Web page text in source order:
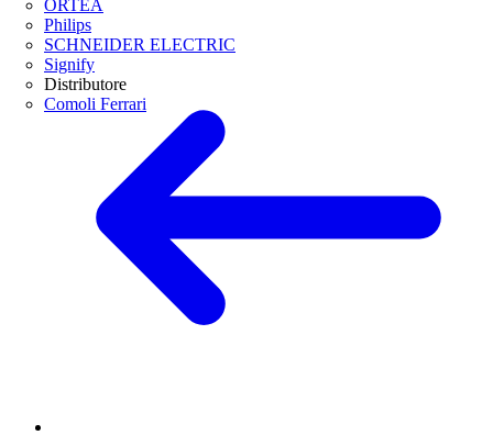
ORTEA
Philips
SCHNEIDER ELECTRIC
Signify
Distributore
Comoli Ferrari